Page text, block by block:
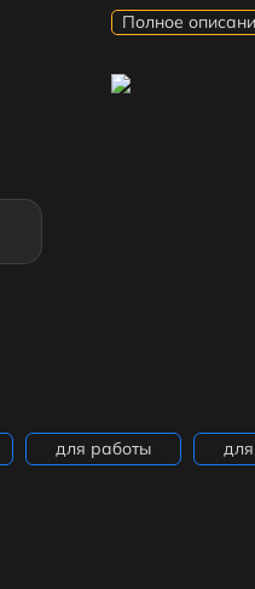
Полное
для работы